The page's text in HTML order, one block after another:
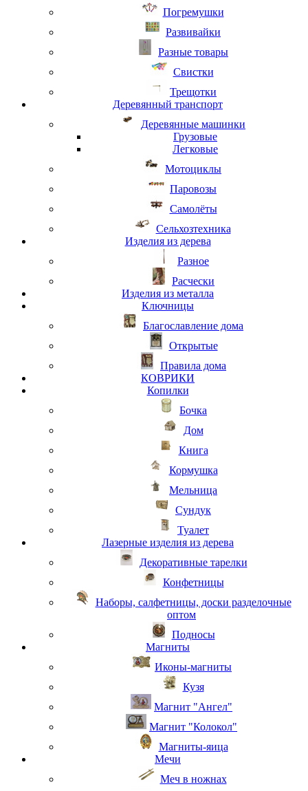
Погремушки
Развивайки
Разные товары
Свистки
Трещотки
Деревянный транспорт
Деревянные машинки
Грузовые
Легковые
Мотоциклы
Паровозы
Самолёты
Сельхозтехника
Изделия из дерева
Разное
Расчески
Изделия из металла
Ключницы
Благославление дома
Открытые
Правила дома
КОВРИКИ
Копилки
Бочка
Дом
Книга
Кормушка
Мельница
Сундук
Туалет
Лазерные изделия из дерева
Декоративные тарелки
Конфетницы
Наборы, салфетницы, доски разделочные
оптом
Подносы
Магниты
Иконы-магниты
Кузя
Магнит "Ангел"
Магнит "Колокол"
Магниты-яица
Мечи
Меч в ножнах